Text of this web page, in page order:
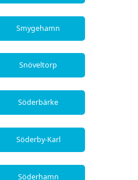
Smygehamn
Snöveltorp
Söderbärke
Söderby-Karl
Söderhamn